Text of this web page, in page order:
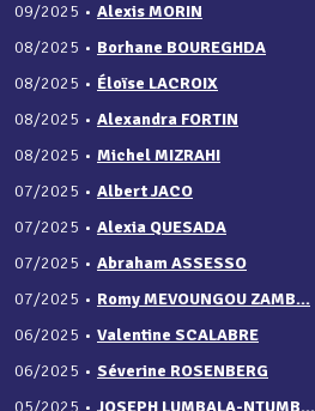
09/2025 • Alexis MORIN
08/2025 • Borhane BOUREGHDA
08/2025 • Éloïse LACROIX
08/2025 • Alexandra FORTIN
08/2025 • Michel MIZRAHI
07/2025 • Albert JACO
07/2025 • Alexia QUESADA
07/2025 • Abraham ASSESSO
07/2025 • Romy MEVOUNGOU ZAMB...
06/2025 • Valentine SCALABRE
06/2025 • Séverine ROSENBERG
05/2025 • JOSEPH LUMBALA-NTUMB...